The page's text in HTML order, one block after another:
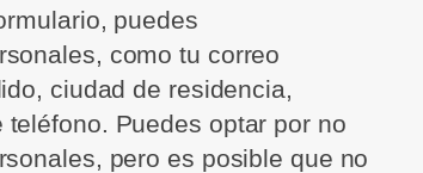
puedes
como tu correo
ciudad de residencia,
Puedes optar por no
pero es posible que no